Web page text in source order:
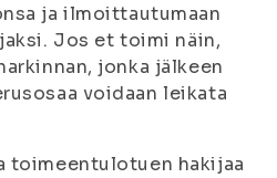
ja ilmoittautumaan
Jos et toimi näin,
jonka jälkeen
voidaan leikata
toimeentulotuen hakijaa